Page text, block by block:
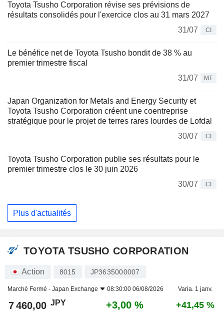
Toyota Tsusho Corporation révise ses prévisions de
résultats consolidés pour l'exercice clos au 31 mars 2027
31/07
CI
Le bénéfice net de Toyota Tsusho bondit de 38 % au
premier trimestre fiscal
31/07
MT
Japan Organization for Metals and Energy Security et
Toyota Tsusho Corporation créent une coentreprise
stratégique pour le projet de terres rares lourdes de Lofdal
30/07
CI
Toyota Tsusho Corporation publie ses résultats pour le
premier trimestre clos le 30 juin 2026
30/07
CI
Plus d'actualités
TOYOTA TSUSHO CORPORATION
Action 8015 JP3635000007
Marché Fermé - Japan Exchange 08:30:00 06/08/2026 Varia. 1 janv.
7 460,00 JPY +3,00 % +41,45 %